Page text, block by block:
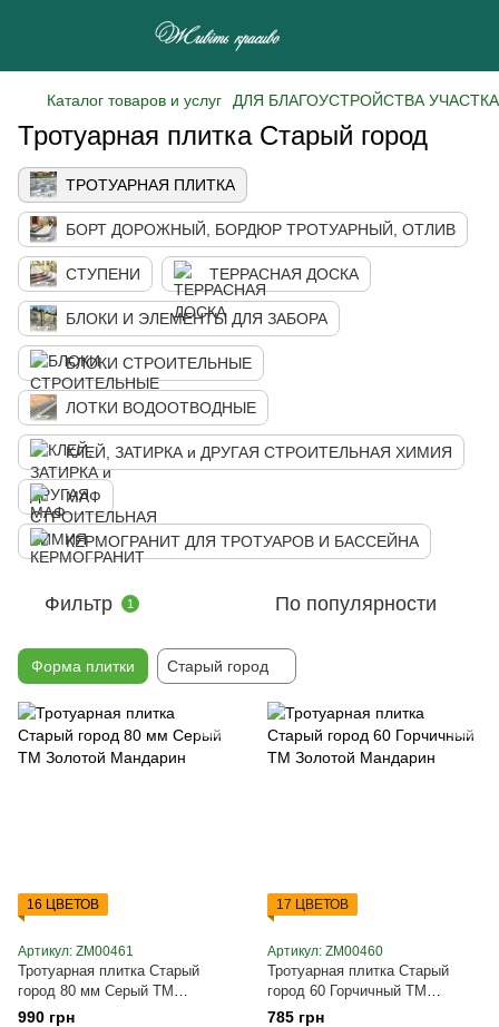
Каталог товаров и услуг ДЛЯ БЛАГОУСТРОЙСТВА УЧАСТКА
Тротуарная плитка Старый город
ТРОТУАРНАЯ ПЛИТКА
БОРТ ДОРОЖНЫЙ, БОРДЮР ТРОТУАРНЫЙ, ОТЛИВ
СТУПЕНИ ТЕРРАСНАЯ ДОСКА
БЛОКИ И ЭЛЕМЕНТЫ ДЛЯ ЗАБОРА
БЛОКИ СТРОИТЕЛЬНЫЕ
ЛОТКИ ВОДООТВОДНЫЕ
КЛЕЙ, ЗАТИРКА и ДРУГАЯ СТРОИТЕЛЬНАЯ ХИМИЯ
МАФ
КЕРМОГРАНИТ ДЛЯ ТРОТУАРОВ И БАССЕЙНА
Фильтр 1 По популярности
Форма плитки Старый город
16 ЦВЕТОВ
Артикул: ZM00461
Тротуарная плитка Старый
город 80 мм Серый ТМ
Золотой Мандарин
990 грн
17 ЦВЕТОВ
Артикул: ZM00460
Тротуарная плитка Старый
город 60 Горчичный ТМ
Золотой Мандарин
785 грн